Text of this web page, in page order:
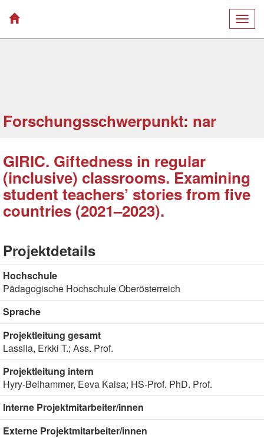
Forschungsschwerpunkt: nar
GIRIC. Giftedness in regular
(inclusive) classrooms. Examining
student teachers’ stories from five
countries (2021–2023).
Projektdetails
Hochschule
Pädagogische Hochschule Oberösterreich
Sprache
Projektleitung gesamt
Lassila, Erkki T.; Ass. Prof.
Projektleitung intern
Hyry-Beihammer, Eeva Kaisa; HS-Prof. PhD. Prof.
Interne Projektmitarbeiter/innen
Externe Projektmitarbeiter/innen